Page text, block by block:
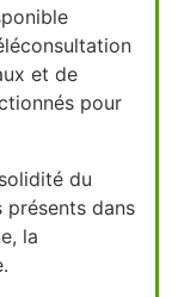
et de
pour
du
présents dans
la